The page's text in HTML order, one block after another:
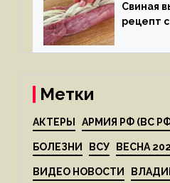
Свиная
рецепт
Метки
АКТЕРЫ АРМИЯ РФ (ВС
БОЛЕЗНИ ВСУ ВЕСНА
ВИДЕО НОВОСТИ